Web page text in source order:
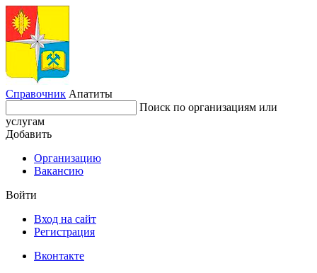
Справочник Апатиты
Поиск по организациям или
услугам
Добавить
Организацию
Вакансию
Войти
Вход на сайт
Регистрация
Вконтакте